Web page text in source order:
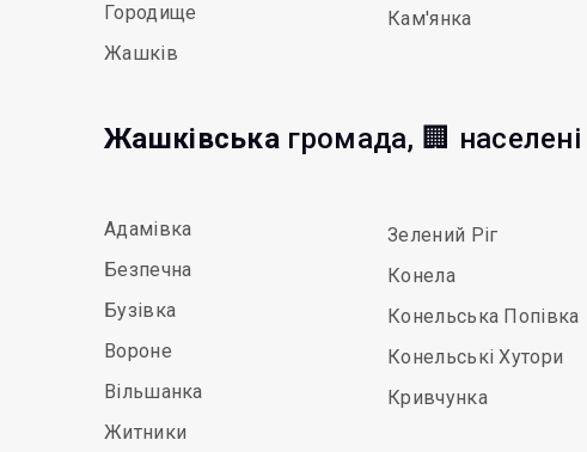
Городище
Жашків
Кам'янка
Жашківська громада, 🏢
Адамівка
Безпечна
Бузівка
Вороне
Вільшанка
Житники
Зелений Ріг
Конела
Конельська Попівка
Конельські Хутори
Кривчунка